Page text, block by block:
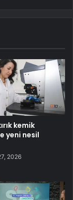
kemik
yeni nesil
2026